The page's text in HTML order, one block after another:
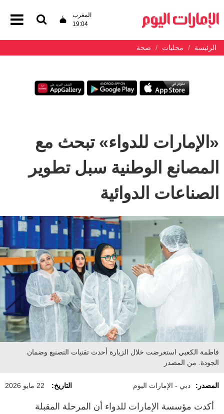
المغرب
19:04
الرئيسة محليات صحة
«الإمارات للدواء» تبحث مع
المصانع الوطنية سبل تطوير
الصناعات الدوائية
فاطمة الكعبي استعرضت خلال الزيارة أحدث تقنيات التصنيع وضمان
الجودة. من المصدر
المصدر: دبي - الإمارات اليوم التاريخ: 22 مايو 2026
أكدت مؤسسة الإمارات للدواء أن المرحلة المقبلة